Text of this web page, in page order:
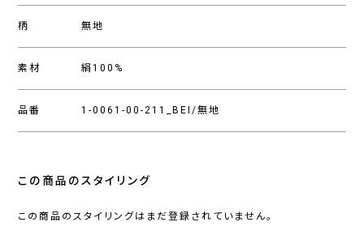
柄 無地
素材 絹100%
品番 1-0061-00-211_BEI/無地
この商品のスタイリング
この商品のスタイリングはまだ登録されていません。